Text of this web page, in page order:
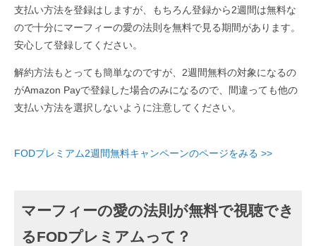
支払い方法を登録はしますが、もちろん登録から2週間は無料な
ので十分にマーフィーの愛の法則を無料で見る期間があります。
安心して登録してください。
解約方法もとっても簡単なのですが、2週間無料の対象になるの
がAmazon Payで登録した場合のみになるので、間違っても他の
支払い方法を選択しないように注意してください。
FODプレミアム2週間無料キャンペーンのページをみる >>
マーフィーの愛の法則が無料で視聴でき
るFODプレミアムって？